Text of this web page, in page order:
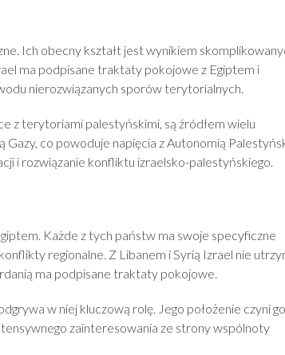
Ich obecny kształt jest wynikiem
ma podpisane traktaty pokojowe z Egiptem i
nierozwiązanych sporów terytorialnych.
z terytoriami palestyńskimi, są źródłem wielu
co powoduje napięcia z Autonomią
i rozwiązanie konfliktu izraelsko-palestyńskiego.
Każde z tych państw ma swoje specyficzne
regionalne. Z Libanem i Syrią Izrael nie
ma podpisane traktaty pokojowe.
w niej kluczową rolę. Jego położenie czyni go
zainteresowania ze strony wspólnoty